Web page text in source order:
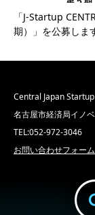
「J-Startup
期）」を公募しま
Central Japan
名古屋市経済局イノ
TEL:052-972-3046
お問い合わせフォーム